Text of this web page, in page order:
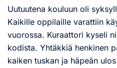
Uutuutena kouluun oli
Kaikille oppilaille varattiin
vuorossa. Kuraattori kyseli
kodista. Yhtäkkiä henkinen
kaiken tuskan ja häpeän